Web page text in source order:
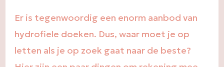
Er is tegenwoordig een enorm aanbod van
hydrofiele doeken. Dus, waar moet je op
letten als je op zoek gaat naar de beste?